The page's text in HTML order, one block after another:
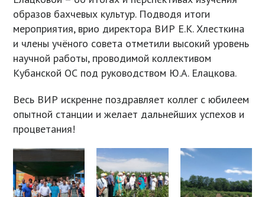
образов бахчевых культур. Подводя итоги
мероприятия, врио директора ВИР Е.К. Хлесткина
и члены учёного совета отметили высокий уровень
научной работы, проводимой коллективом
Кубанской ОС под руководством Ю.А. Елацкова.
Весь ВИР искренне поздравляет коллег с юбилеем
опытной станции и желает дальнейших успехов и
процветания!